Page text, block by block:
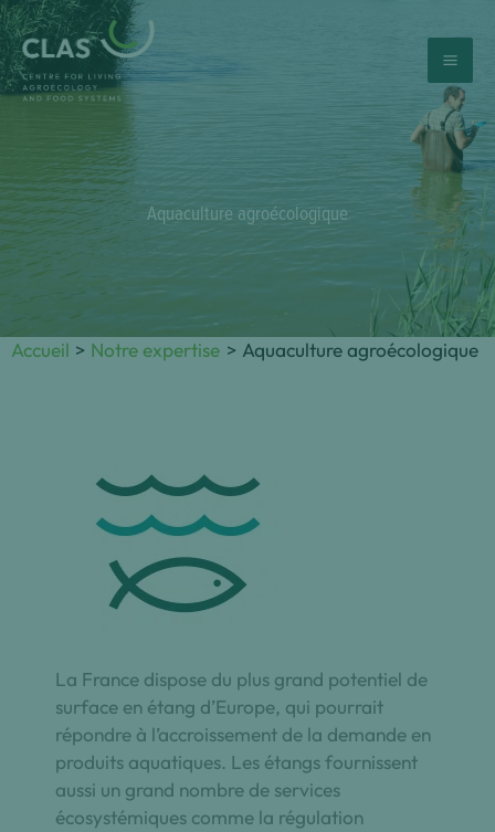
Aller
au
contenu
Aquaculture agroécologique
Accueil Notre expertise Aquaculture agroécologique
La France dispose du plus grand potentiel de
surface en étang d’Europe, qui pourrait
répondre à l’accroissement de la demande en
produits aquatiques. Les étangs fournissent
aussi un grand nombre de services
écosystémiques comme la régulation